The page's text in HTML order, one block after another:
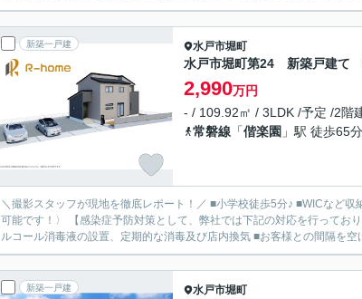
新築一戸建 水戸市堀町
水戸市堀町第24 新築戸建て
2,990万円
- / 109.92㎡ / 3LDK /予定 /2階
常磐線 「偕楽園 」駅 徒歩65
＼撮影スタッフが現地を徹底レポート！／ ■小学校徒歩5分♪ ■WICなど
可能です！〉 【感染症予防対策として、弊社では下記の対応を行ってお
ルコール消毒液の設置、定期的な消毒及び店内換気 ■お客様との間隔を
新築一戸建 水戸市堀町